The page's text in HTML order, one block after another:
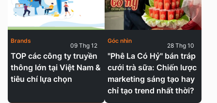
TOP các công ty truyền
thông lớn tại Việt Nam &
tiêu chí lựa chọn
Brands
09 Thg 12
"Phê La Có Hỷ" bán tráp
cưới trà sữa: Chiến lược
marketing sáng tạo hay
chỉ tạo trend nhất thời?
Góc nhìn
28 Thg 10